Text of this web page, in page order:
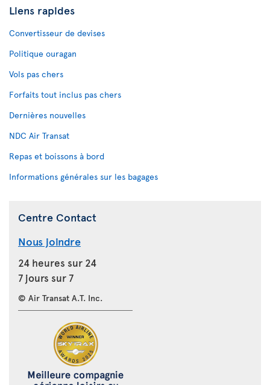
Liens rapides
Convertisseur de devises
Politique ouragan
Vols pas chers
Forfaits tout inclus pas chers
Dernières nouvelles
NDC Air Transat
Repas et boissons à bord
Informations générales sur les bagages
Centre Contact
Nous joindre
24 heures sur 24
7 jours sur 7
© Air Transat A.T. Inc.